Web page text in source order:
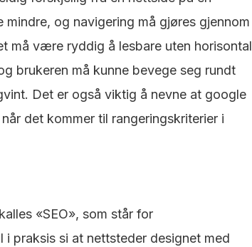
og navigering må gjøres gjennom
må være ryddig å lesbare uten horisontal
brukeren må kunne bevege seg rundt
Det er også viktig å nevne at google
det kommer til rangeringskriterier i
«SEO», som står for
praksis si at nettsteder designet med